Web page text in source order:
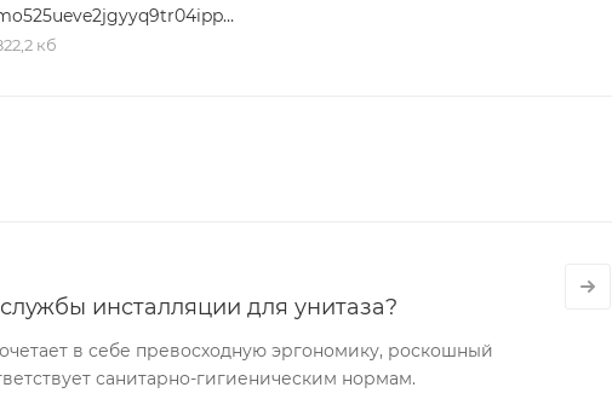
mo525ueve2jgyyq9tr04ipp83c7z9eiv
кб
инсталляции для унитаза?
в себе превосходную эргономику, роскошный
санитарно-гигиеническим нормам.